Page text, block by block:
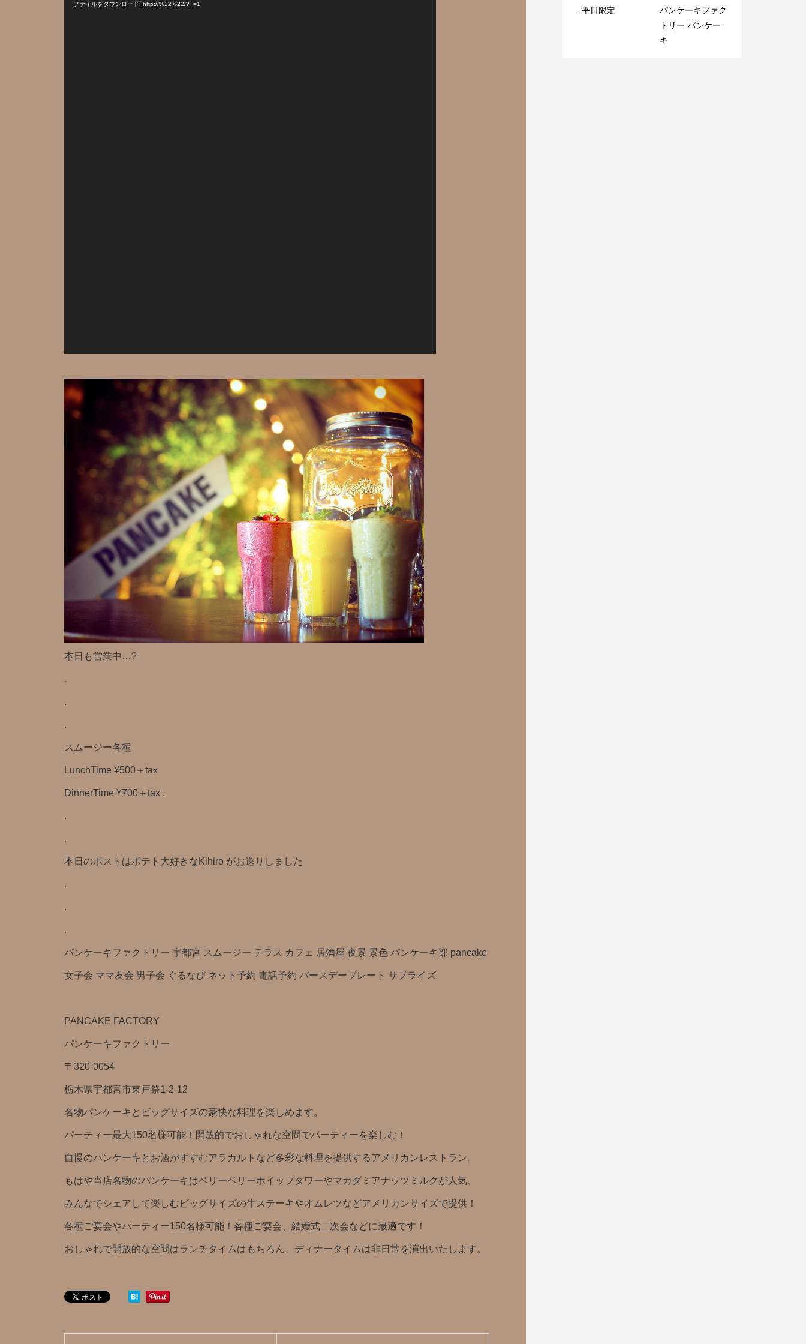
ファイルをダウンロード: http://%22%22/?_=1
本日も営業中…?
.
.
.
スムージー各種
LunchTime ¥500＋tax
DinnerTime ¥700＋tax .
.
.
本日のポストはポテト大好きなKihiro がお送りしました
.
.
.
パンケーキファクトリー 宇都宮 スムージー テラス カフェ 居酒屋 夜景 景色 パンケーキ部 pancake
女子会 ママ友会 男子会 ぐるなび ネット予約 電話予約 バースデープレート サプライズ
PANCAKE FACTORY
パンケーキファクトリー
〒320-0054
栃木県宇都宮市東戸祭1-2-12
名物パンケーキとビッグサイズの豪快な料理を楽しめます。
パーティー最大150名様可能！開放的でおしゃれな空間でパーティーを楽しむ！
自慢のパンケーキとお酒がすすむアラカルトなど多彩な料理を提供するアメリカンレストラン。
もはや当店名物のパンケーキはベリーベリーホイップタワーやマカダミアナッツミルクが人気、
みんなでシェアして楽しむビッグサイズの牛ステーキやオムレツなどアメリカンサイズで提供！
各種ご宴会やパーティー150名様可能！各種ご宴会、結婚式二次会などに最適です！
おしゃれで開放的な空間はランチタイムはもちろん、ディナータイムは非日常を演出いたします。
. 平日限定️
パンケーキファク
トリー パンケー
キ
手掴みシーフード
で 乾杯しません